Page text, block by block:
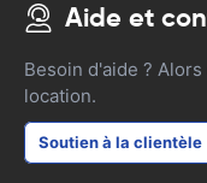
Aide et
Besoin d'aide ?
location.
Soutien à la clientèle